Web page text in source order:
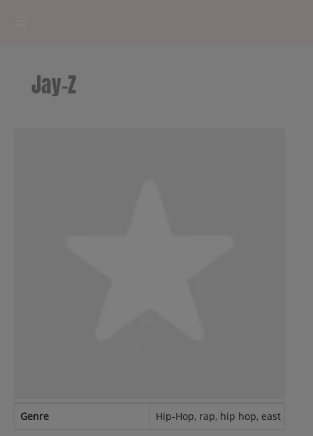
RADIOPLAYER
Jay-Z
Genre Hip-Hop, rap, hip hop, east coast